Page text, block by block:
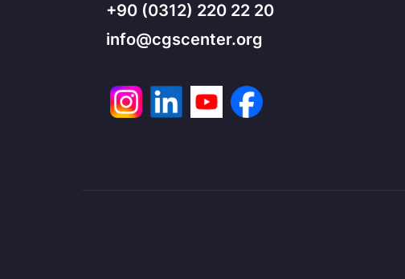
+90 (0312) 220 22 20
info@cgscenter.org